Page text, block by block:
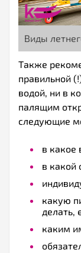
Виды
Также
правильной
водой, ни в
палящим
следующие
в какое
в какой
какую
делать,
каким